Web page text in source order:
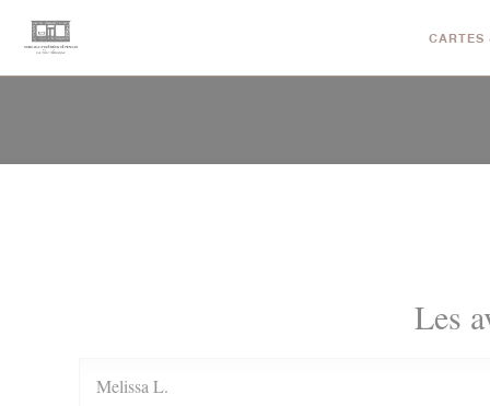
Personnalisation de vos choix en matière de cookies
CARTES
Les
Melissa L